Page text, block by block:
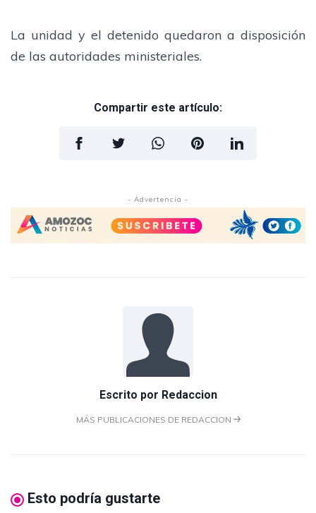
La unidad y el detenido quedaron a disposición
de las autoridades ministeriales.
Compartir este artículo:
- Advertencia -
Escrito por Redaccion
MÁS PUBLICACIONES DE REDACCION
Esto podría gustarte